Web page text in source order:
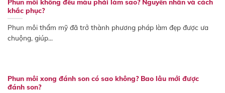
khắc phục?
Phun môi thẩm mỹ đã trở thành phương pháp làm đẹp được ưa
chuộng, giúp...
Phun môi xong đánh son có sao không? Bao lâu mới được
đánh son?